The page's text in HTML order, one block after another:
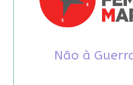
Não à